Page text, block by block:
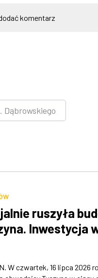
komentarz
Dąbrowskiego
ruszyła
Inwestycja
W czwartek, 16 lipca 2026